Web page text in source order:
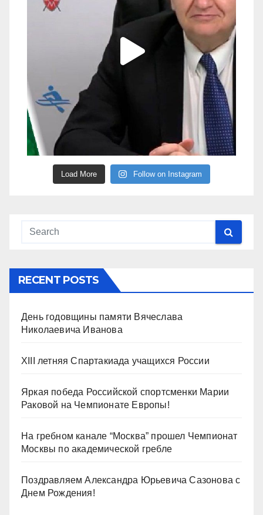
Load More Follow on Instagram
RECENT POSTS
День годовщины памяти Вячеслава
Николаевича Иванова
XIII летняя Спартакиада учащихся России
Яркая победа Российской спортсменки Марии
Раковой на Чемпионате Европы!
На гребном канале “Москва” прошел Чемпионат
Москвы по академической гребле
Поздравляем Александра Юрьевича Сазонова с
Днем Рождения!